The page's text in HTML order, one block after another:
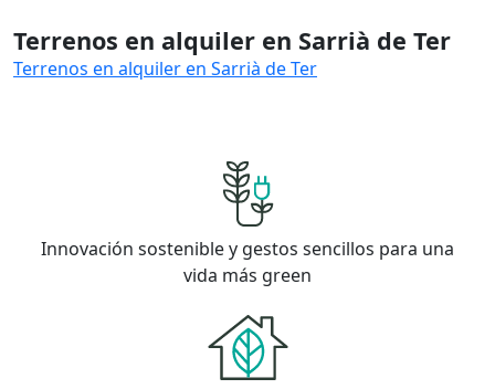
Terrenos en alquiler en Sarrià de Ter
Terrenos en alquiler en Sarrià de Ter
Innovación sostenible y gestos sencillos para una
vida más green